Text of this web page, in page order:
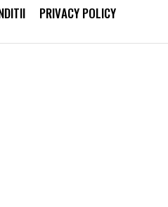
PRIVACY POLICY